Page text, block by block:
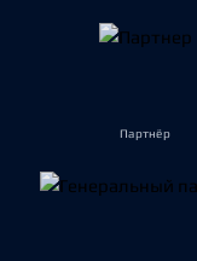
Партнёр